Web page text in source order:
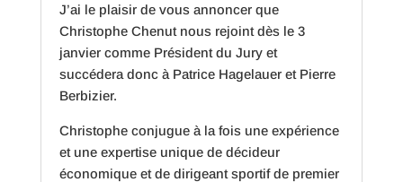
J’ai le plaisir de vous annoncer que
Christophe Chenut nous rejoint dès le 3
janvier comme Président du Jury et
succédera donc à Patrice Hagelauer et Pierre
Berbizier.
Christophe conjugue à la fois une expérience
et une expertise unique de décideur
économique et de dirigeant sportif de premier